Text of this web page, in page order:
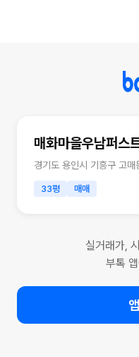
매화마을우남퍼스
경기도 용인시 기흥구 고
33평 매매
실거래가,
부톡